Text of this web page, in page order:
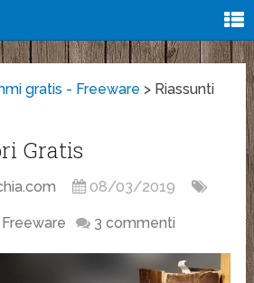
gratis - Freeware > Riassunti
Gratis
08/03/2019
3 commenti